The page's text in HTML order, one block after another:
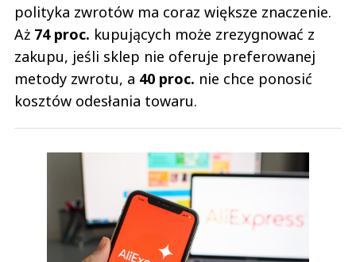
polityka zwrotów ma coraz większe znaczenie.
Aż 74 proc. kupujących może zrezygnować z
zakupu, jeśli sklep nie oferuje preferowanej
metody zwrotu, a 40 proc. nie chce ponosić
kosztów odesłania towaru.